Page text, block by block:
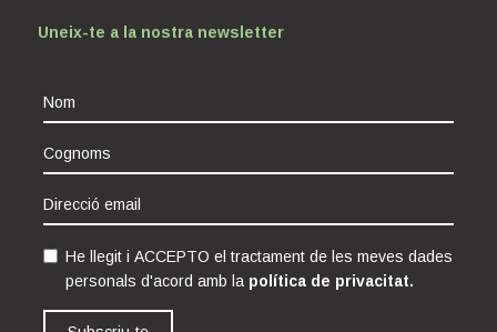
Uneix-te a la nostra newsletter
He llegit i ACCEPTO el tractament de les meves dades
personals d'acord amb la política de privacitat.